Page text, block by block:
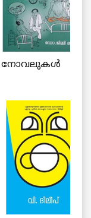
നോവലുകള്‍